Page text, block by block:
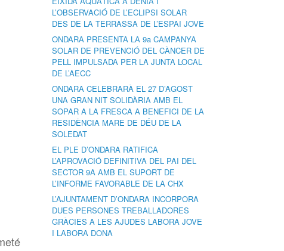
L’OBSERVACIÓ DE L’ECLIPSI SOLAR
DES DE LA TERRASSA DE L’ESPAI JOVE
ONDARA PRESENTA LA 9a CAMPANYA
SOLAR DE PREVENCIÓ DEL CÀNCER DE
PELL IMPULSADA PER LA JUNTA LOCAL
DE L’AECC
ONDARA CELEBRARÀ EL 27 D’AGOST
UNA GRAN NIT SOLIDÀRIA AMB EL
SOPAR A LA FRESCA A BENEFICI DE LA
RESIDÈNCIA MARE DE DÉU DE LA
SOLEDAT
EL PLE D’ONDARA RATIFICA
L’APROVACIÓ DEFINITIVA DEL PAI DEL
SECTOR 9A AMB EL SUPORT DE
L’INFORME FAVORABLE DE LA CHX
L’AJUNTAMENT D’ONDARA INCORPORA
DUES PERSONES TREBALLADORES
GRÀCIES A LES AJUDES LABORA JOVE
I LABORA DONA